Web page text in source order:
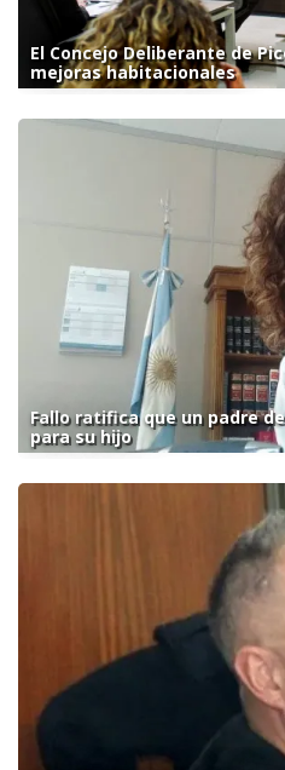
El Concejo Deliberante de
mejoras habitacionales
Fallo ratifica que un padre
para su hijo